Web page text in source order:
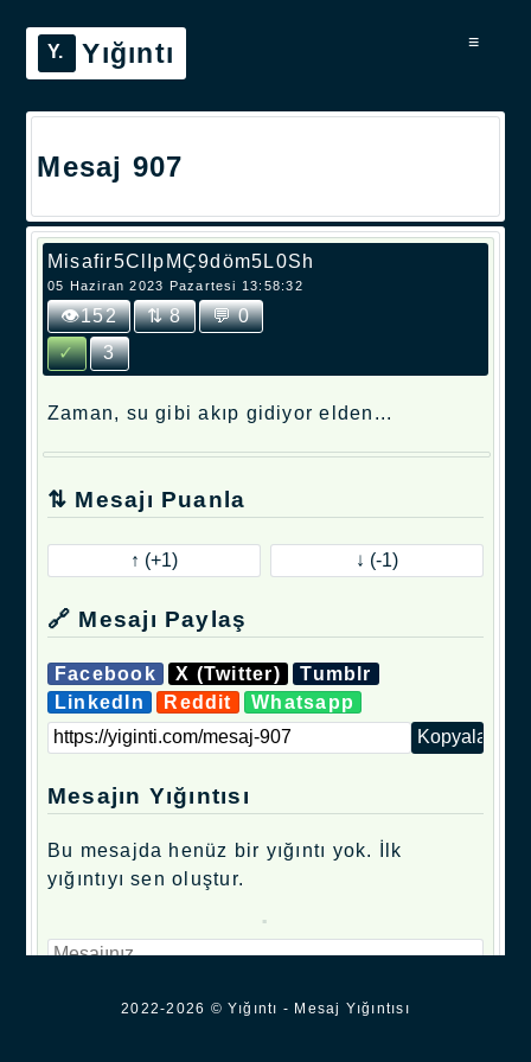
Yığıntı ≡
Mesaj 907
Misafir5ClIpMÇ9döm5L0Sh
05 Haziran 2023 Pazartesi 13:58:32
👁152 ⇅ 8
💬 0
✓
3
Zaman, su gibi akıp gidiyor elden...
⇅ Mesajı Puanla
🔗 Mesajı Paylaş
Facebook X (Twitter)
Tumblr
LinkedIn
Reddit Whatsapp
Mesajın Yığıntısı
Bu mesajda henüz bir yığıntı yok. İlk
yığıntıyı sen oluştur.
.
2022-2026 © Yığıntı - Mesaj Yığıntısı